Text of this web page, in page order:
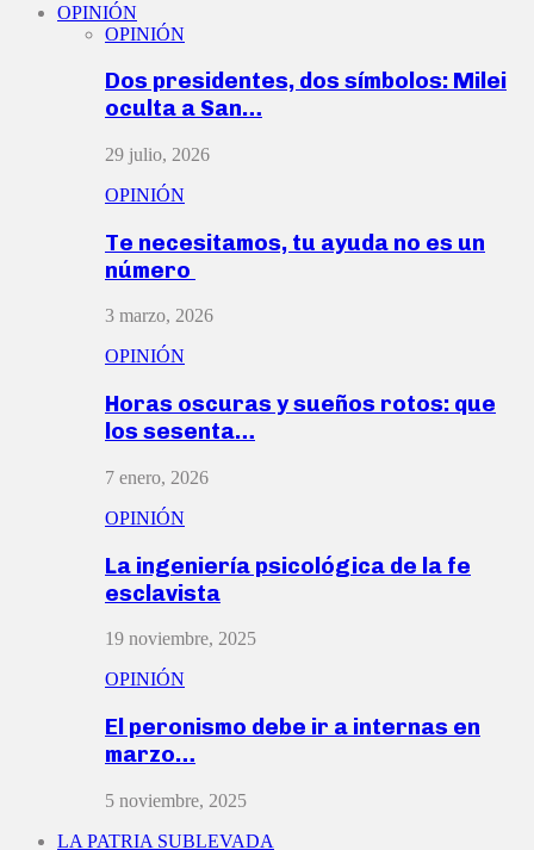
OPINIÓN
OPINIÓN
Dos presidentes, dos símbolos: Milei
oculta a San…
29 julio, 2026
OPINIÓN
Te necesitamos, tu ayuda no es un
número
3 marzo, 2026
OPINIÓN
Horas oscuras y sueños rotos: que
los sesenta…
7 enero, 2026
OPINIÓN
La ingeniería psicológica de la fe
esclavista
19 noviembre, 2025
OPINIÓN
El peronismo debe ir a internas en
marzo…
5 noviembre, 2025
LA PATRIA SUBLEVADA